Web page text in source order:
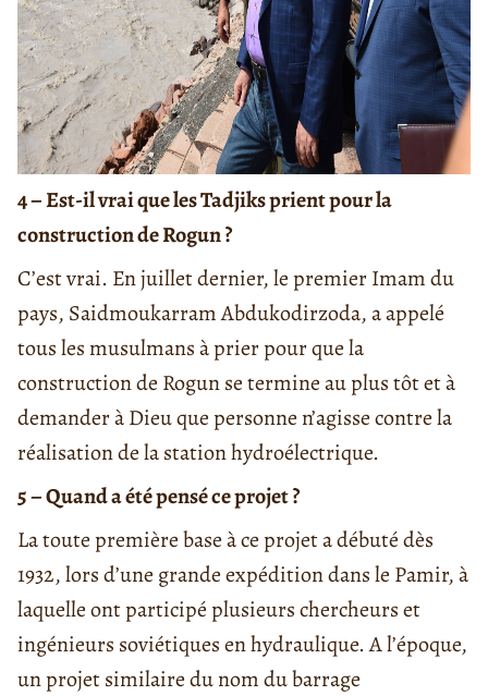
4 – Est-il vrai que les Tadjiks prient pour la
construction de Rogun ?
C’est vrai. En juillet dernier, le premier Imam du
pays, Saidmoukarram Abdukodirzoda, a appelé
tous les musulmans à prier pour que la
construction de Rogun se termine au plus tôt et à
demander à Dieu que personne n’agisse contre la
réalisation de la station hydroélectrique.
5 – Quand a été pensé ce projet ?
La toute première base à ce projet a débuté dès
1932, lors d’une grande expédition dans le Pamir, à
laquelle ont participé plusieurs chercheurs et
ingénieurs soviétiques en hydraulique. A l’époque,
un projet similaire du nom du barrage